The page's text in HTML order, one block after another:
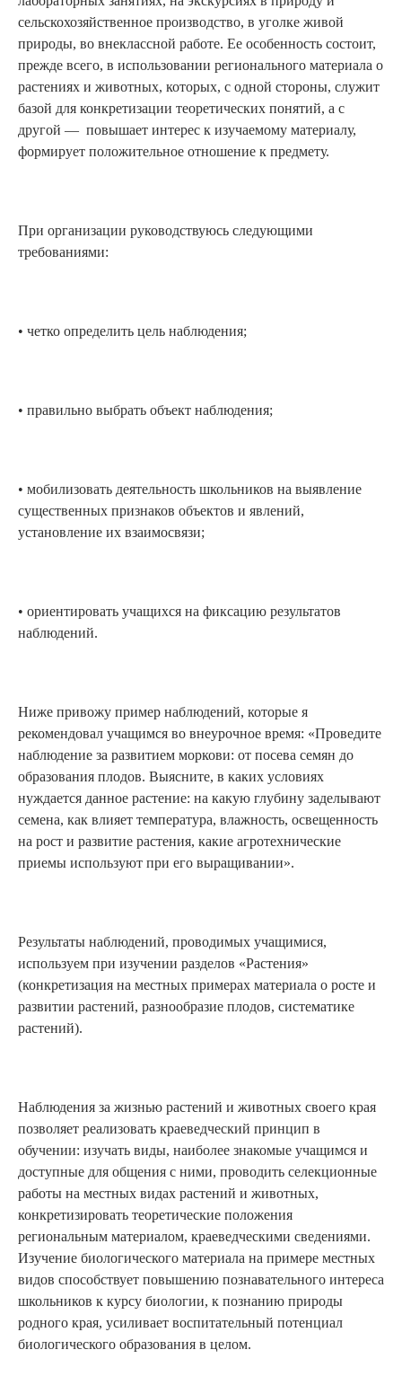
сельскохозяйственное производство, в уголке живой
природы, во внеклассной работе. Ее особенность состоит,
прежде всего, в использовании регионального материала о
растениях и животных, которых, с одной стороны, служит
базой для конкретизации теоретических понятий, а с
другой — повышает интерес к изучаемому материалу,
формирует положительное отношение к предмету.
При организации руководствуюсь следующими
требованиями:
• четко определить цель наблюдения;
• правильно выбрать объект наблюдения;
• мобилизовать деятельность школьников на выявление
существенных признаков объектов и явлений,
установление их взаимосвязи;
• ориентировать учащихся на фиксацию результатов
наблюдений.
Ниже привожу пример наблюдений, которые я
рекомендовал учащимся во внеурочное время: «Проведите
наблюдение за развитием моркови: от посева семян до
образования плодов. Выясните, в каких условиях
нуждается данное растение: на какую глубину заделывают
семена, как влияет температура, влажность, освещенность
на рост и развитие растения, какие агротехнические
приемы используют при его выращивании».
Результаты наблюдений, проводимых учащимися,
используем при изучении разделов «Растения»
(конкретизация на местных примерах материала о росте и
развитии растений, разнообразие плодов, систематике
растений).
Наблюдения за жизнью растений и животных своего края
позволяет реализовать краеведческий принцип в
обучении: изучать виды, наиболее знакомые учащимся и
доступные для общения с ними, проводить селекционные
работы на местных видах растений и животных,
конкретизировать теоретические положения
региональным материалом, краеведческими сведениями.
Изучение биологического материала на примере местных
видов способствует повышению познавательного интереса
школьников к курсу биологии, к познанию природы
родного края, усиливает воспитательный потенциал
биологического образования в целом.